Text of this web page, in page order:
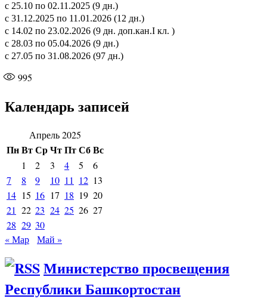
с 25.10 по 02.11.2025 (9 дн.)
с 31.12.2025 по 11.01.2026 (12 дн.)
с 14.02 по 23.02.2026 (9 дн. доп.кан.I кл. )
с 28.03 по 05.04.2026 (9 дн.)
с 27.05 по 31.08.2026 (97 дн.)
995
Календарь записей
Апрель 2025
ПнВтСрЧтПтСбВс
1 2 3 4 5
6
7
8 9 10 11 12 13
14 15 16 17 18 19 20
21 22 23 24 25 26 27
28 29 30
« Мар
Май »
Министерство просвещения
Республики Башкортостан